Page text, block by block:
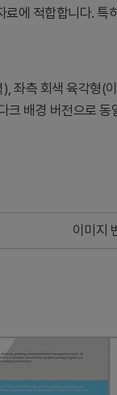
에 적합합니다. 특
좌측 회색 육각형(
배경 버전으로 동
이미지